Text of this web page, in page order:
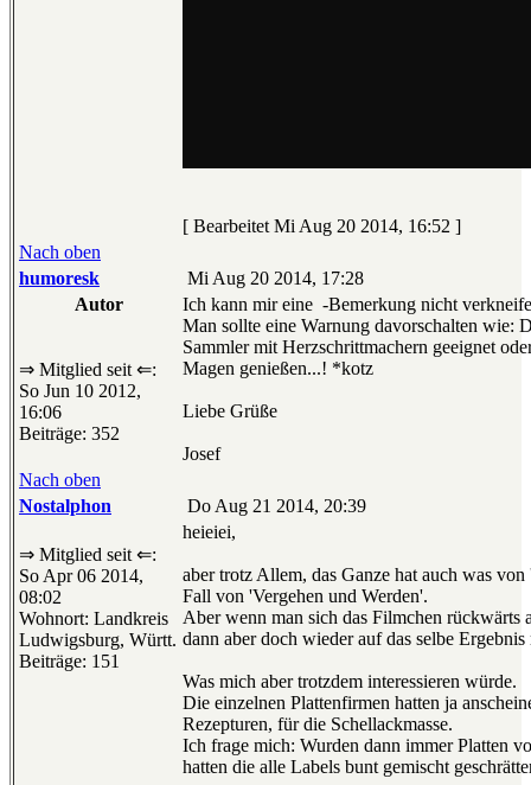
[ Bearbeitet Mi Aug 20 2014, 16:52 ]
Nach oben
humoresk
Mi Aug 20 2014, 17:28
Autor
⇒ Mitglied seit ⇐:
So Jun 10 2012,
16:06
Beiträge: 352
Ich kann mir eine -Bemerkung nicht
Man sollte eine Warnung davorschalten wie:
Sammler mit Herzschrittmachern geeignet
Magen genießen...! *kotz
Liebe Grüße
Josef
Nach oben
Nostalphon
Do Aug 21 2014, 20:39
⇒ Mitglied seit ⇐:
So Apr 06 2014,
08:02
Wohnort: Landkreis
Ludwigsburg, Württ.
Beiträge: 151
heieiei,
aber trotz Allem, das Ganze hat auch was
Fall von 'Vergehen und Werden'.
Aber wenn man sich das Filmchen rückwärts
dann aber doch wieder auf das selbe
Was mich aber trotzdem interessieren würde.
Die einzelnen Plattenfirmen hatten ja
Rezepturen, für die Schellackmasse.
Ich frage mich: Wurden dann immer Platten
hatten die alle Labels bunt gemischt